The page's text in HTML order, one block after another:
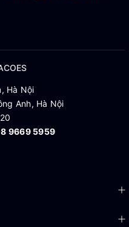
Hà Nội
Anh, Hà Nội
9669 5959